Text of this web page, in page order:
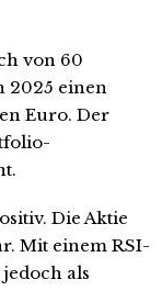
von 60
2025 einen
Euro. Der
Die Aktie
Mit einem RSI-
als